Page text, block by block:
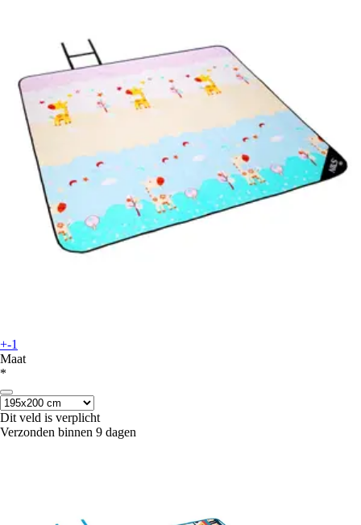
+-1
Maat
*
Dit veld is verplicht
Verzonden binnen 9 dagen